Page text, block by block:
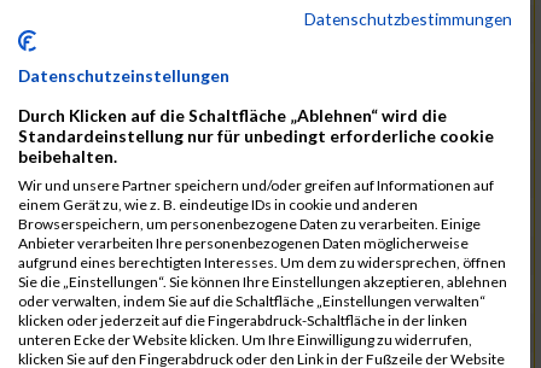
00:29:04.4
404
Holst
00:29:08.8
405
Dombrowka
00:29:09.5
305
Ribarzik
00:29:09.7
328
Matschl
00:29:10.8
400
Subramaniyam
00:29:13.0
813
Stawinski
00:29:13.8
Datenschutzbestimmungen
Datenschutzeinstellungen
Durch Klicken auf die Schaltfläche „Ablehnen“ wird die
Standardeinstellung nur für unbedingt erforderliche cookie
beibehalten.
Wir und unsere Partner speichern und/oder greifen auf Informationen auf
einem Gerät zu, wie z. B. eindeutige IDs in cookie und anderen
Browserspeichern, um personenbezogene Daten zu verarbeiten. Einige
Anbieter verarbeiten Ihre personenbezogenen Daten möglicherweise
aufgrund eines berechtigten Interesses. Um dem zu widersprechen, öffnen
Sie die „Einstellungen“. Sie können Ihre Einstellungen akzeptieren, ablehnen
oder verwalten, indem Sie auf die Schaltfläche „Einstellungen verwalten“
klicken oder jederzeit auf die Fingerabdruck-Schaltfläche in der linken
unteren Ecke der Website klicken. Um Ihre Einwilligung zu widerrufen,
klicken Sie auf den Fingerabdruck oder den Link in der Fußzeile der Website